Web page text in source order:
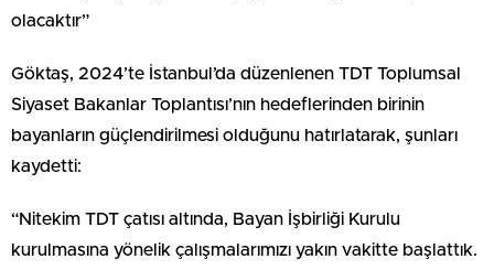
olacaktır”
Göktaş, 2024’te İstanbul’da düzenlenen TDT Toplumsal
Siyaset Bakanlar Toplantısı’nın hedeflerinden birinin
bayanların güçlendirilmesi olduğunu hatırlatarak, şunları
kaydetti:
“Nitekim TDT çatısı altında, Bayan İşbirliği Kurulu
kurulmasına yönelik çalışmalarımızı yakın vakitte başlattık.